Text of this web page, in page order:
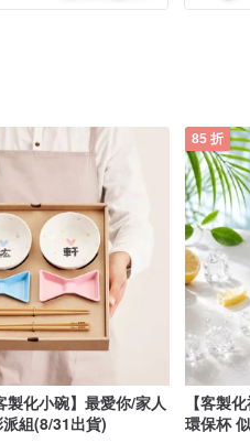
製化小碗】最愛你/家人
組(8/31出貨)
85 折
【客製
環保杯